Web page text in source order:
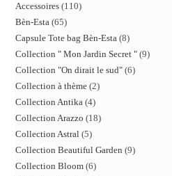
Accessoires 110
Bèn-Esta 65
Capsule Tote bag Bèn-Esta 8
Collection " Mon Jardin Secret " 9
Collection "On dirait le sud" 6
Collection à thème 2
Collection Antika 4
Collection Arazzo 18
Collection Astral 5
Collection Beautiful Garden 9
Collection Bloom 6